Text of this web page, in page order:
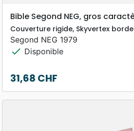
Bible Segond NEG, gros
Couverture rigide, Skyvertex
Segond NEG 1979
check Disponible
Prix
31,68 CHF